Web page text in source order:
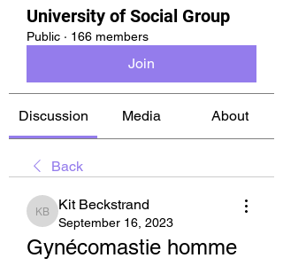
University of Social Group
Public · 166 members
Join
Discussion Media About
Back
Kit Beckstrand
Kit Beckstrand
September 16, 2023
Gynécomastie homme